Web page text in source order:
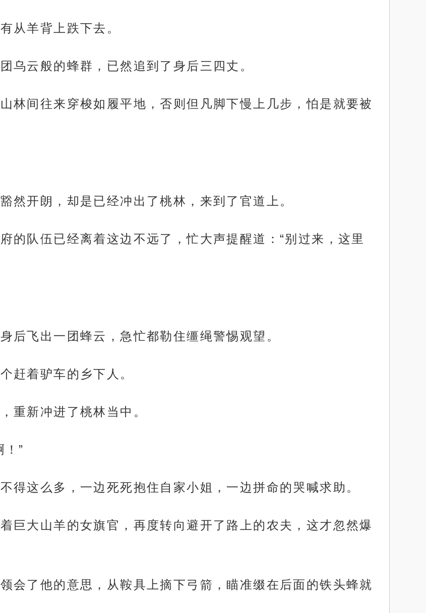
从羊背上跌下去。
乌云般的蜂群，已然追到了身后三四丈。
林间往来穿梭如履平地，否则但凡脚下慢上几步，怕是就要被
然开朗，却是已经冲出了桃林，来到了官道上。
的队伍已经离着这边不远了，忙大声提醒道：“别过来，这里
后飞出一团蜂云，急忙都勒住缰绳警惕观望。
赶着驴车的乡下人。
重新冲进了桃林当中。
”
得这么多，一边死死抱住自家小姐，一边拼命的哭喊求助。
巨大山羊的女旗官，再度转向避开了路上的农夫，这才忽然爆
会了他的意思，从鞍具上摘下弓箭，瞄准缀在后面的铁头蜂就